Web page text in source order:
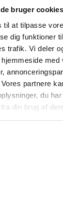
bruger cookies
til at tilpasse
dig funktioner
trafik. Vi deler
med
partnere
du
din brug af